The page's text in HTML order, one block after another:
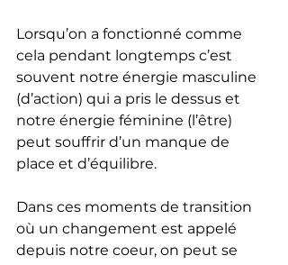
Lorsqu’on a fonctionné comme
cela pendant longtemps c’est
souvent notre énergie masculine
(d’action) qui a pris le dessus et
notre énergie féminine (l’être)
peut souffrir d’un manque de
place et d’équilibre.
Dans ces moments de transition
où un changement est appelé
depuis notre coeur, on peut se